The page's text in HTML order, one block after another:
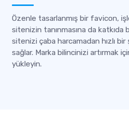
Özenle tasarlanmış bir favicon,
sitenizin tanınmasına da katkıda
sitenizi çaba harcamadan hızlı bir
sağlar. Marka bilincinizi artırmak
yükleyin.